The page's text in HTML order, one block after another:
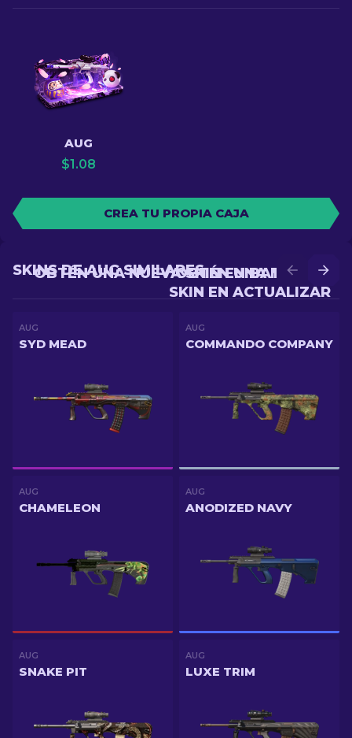
AUG
$1.08
CREA TU PROPIA CAJA
OBTÉN UNA MEJOR
SKIN EN ACTUALIZAR
OBTÉN UNA NUEVA SKIN EN BATALLA
SKINS DE AUG SIMILARES
AUG
SYD MEAD
AUG
COMMANDO COMPANY
AUG
CHAMELEON
AUG
ANODIZED NAVY
AUG
SNAKE PIT
AUG
LUXE TRIM